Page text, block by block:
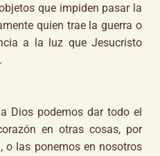
que impiden pasar la
quien trae la guerra o
a la luz que Jesucristo
Dios podemos dar todo el
en otras cosas, por
o las ponemos en nosotros